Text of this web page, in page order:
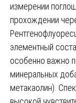
измерении
прохождении
элементный
особенно важно
минеральных
метакаолин).